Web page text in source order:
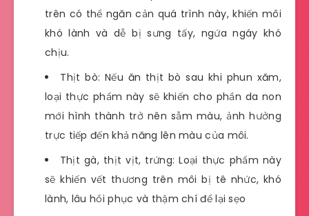
trên có thể ngăn cản quá trình này, khiến môi
khó lành và dễ bị sưng tấy, ngứa ngáy khó
chịu.
Thịt bò: Nếu ăn thịt bò sau khi phun xăm,
loại thực phẩm này sẽ khiến cho phần da non
mới hình thành trở nên sẫm màu, ảnh hưởng
trực tiếp đến khả năng lên màu của môi.
Thịt gà, thịt vịt, trứng: Loại thực phẩm này
sẽ khiến vết thương trên môi bị tê nhức, khó
lành, lâu hồi phục và thậm chí để lại sẹo